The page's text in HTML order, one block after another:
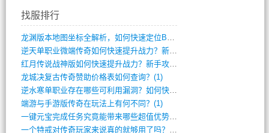
找服排行
龙渊版本地图坐标全解析，如何快速定位BO(3)
逆天单职业微端传奇如何快速提升战力？新手(2)
红月传说战神版如何快速提升战力？新手攻略(2)
龙城决复古传奇赞助价格表如何查询？(1)
逆水寒单职业存在哪些可利用漏洞？如何快速(1)
端游与手游版传奇在玩法上有何不同？(1)
一键元宝完成任务究竟能带来哪些超值优势？(0)
一个特戒对传奇玩家来说真的就够用了吗？(0)